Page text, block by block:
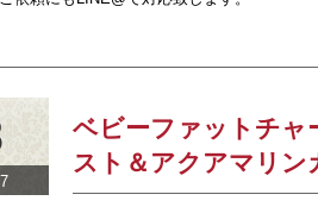
ベビーファットチャ
スト＆アクアマリン